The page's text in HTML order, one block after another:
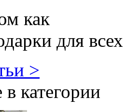
как
для всех
>
категории